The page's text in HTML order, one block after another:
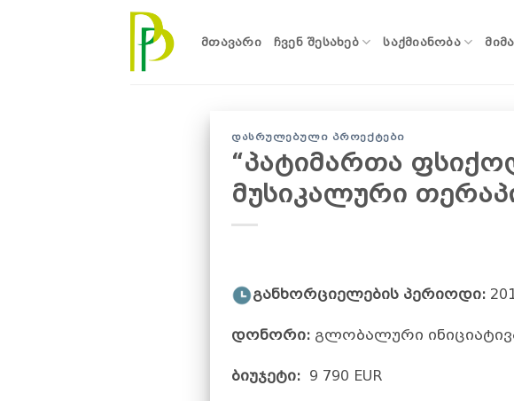
ᲛᲗᲐᲕᲐᲠᲘ ᲩᲕᲔᲜ ᲨᲔᲡᲐᲮᲔᲑ ᲡᲐᲥᲛᲘᲐᲜᲝᲑᲐ
ᲓᲐᲡᲠᲣᲚᲔᲑᲣᲚᲘ ᲞᲠᲝᲔᲥᲢᲔᲑᲘ
“პატიმართა
მუსიკალური
განხორციელების პერიოდი:
დონორი: გლობალური
ბიუჯეტი: 9 790 EUR